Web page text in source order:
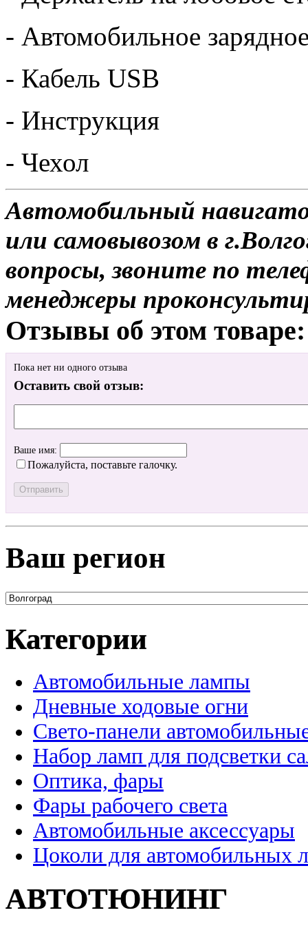
- Автомобильное
- Кабель USB
- Инструкция
- Чехол
Автомобильный
или самовывозом в
вопросы, звоните по
менеджеры
Отзывы об этом товаре:
Пока нет ни одного отзыва
Оставить свой отзыв:
Ваше имя:
Пожалуйста, поставьте галочку.
Ваш регион
Категории
Автомобильные лампы
Дневные ходовые огни
Свето-панели
Набор ламп для подсветки
Оптика, фары
Фары рабочего света
Автомобильные аксессуары
Цоколи для автомобильных
АВТОТЮНИНГ